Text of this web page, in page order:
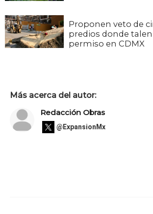
Proponen veto de
predios donde
permiso en CDMX
Más acerca del autor:
Redacción Obras
@ExpansionMx